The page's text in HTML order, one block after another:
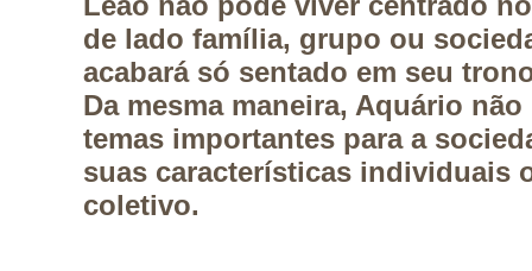
de lado família, grupo ou
acabará só sentado em seu
Da mesma maneira, Aquário
temas importantes para a
suas características individuais
coletivo.